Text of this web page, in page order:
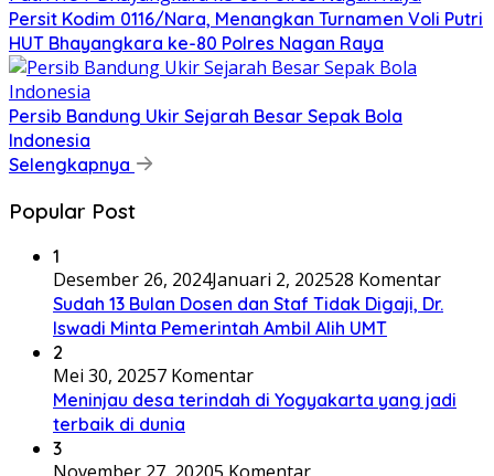
Persit Kodim 0116/Nara, Menangkan Turnamen Voli Putri
HUT Bhayangkara ke-80 Polres Nagan Raya
Persib Bandung Ukir Sejarah Besar Sepak Bola
Indonesia
Selengkapnya
Popular Post
1
Desember 26, 2024Januari 2, 202528 Komentar
Sudah 13 Bulan Dosen dan Staf Tidak Digaji, Dr.
Iswadi Minta Pemerintah Ambil Alih UMT
2
Mei 30, 20257 Komentar
Meninjau desa terindah di Yogyakarta yang jadi
terbaik di dunia
3